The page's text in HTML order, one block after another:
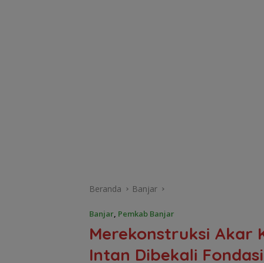
Beranda Banjar
Banjar, Pemkab Banjar
Merekonstruksi Akar
Intan Dibekali